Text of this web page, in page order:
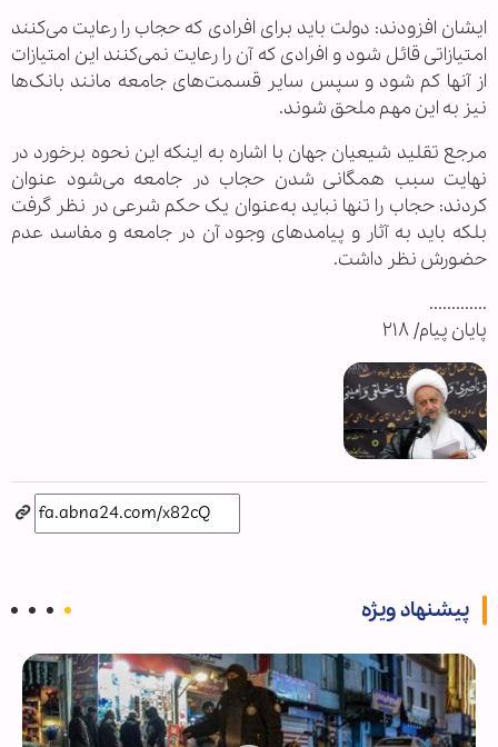
ایشان افزودند: دولت باید برای افرادی که حجاب را رعایت می‌کنند
امتیازاتی قائل شود و افرادی که آن را رعایت نمی‌کنند این امتیازات
از آنها کم شود و سپس سایر قسمت‌های جامعه مانند بانک‌ها
نیز به این مهم ملحق شوند.
مرجع تقلید شیعیان جهان با اشاره به اینکه این نحوه برخورد در
نهایت سبب همگانی شدن حجاب در جامعه می‌شود عنوان
کردند: حجاب را تنها نباید به‌عنوان یک حکم شرعی در نظر گرفت
بلکه باید به آثار و پیامدهای وجود آن در جامعه و مفاسد عدم
حضورش نظر داشت.
.............
پایان پیام/ ۲۱۸
پیشنهاد ویژه